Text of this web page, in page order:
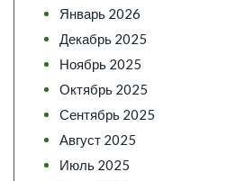
Январь 2026
Декабрь 2025
Ноябрь 2025
Октябрь 2025
Сентябрь 2025
Август 2025
Июль 2025